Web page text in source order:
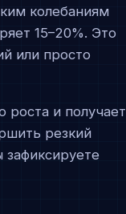
колебаниям
15–20%. Это
или просто
и получает
резкий
зафиксируете